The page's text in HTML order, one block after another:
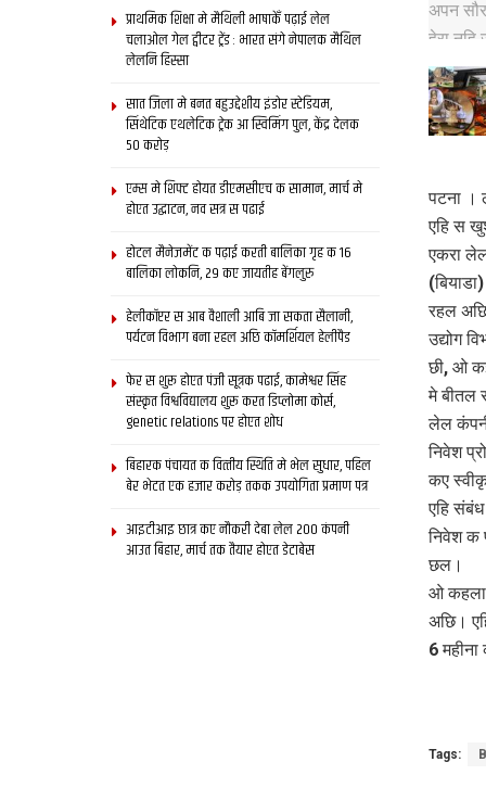
पटना ।
एहि स
एकरा
रहल
उद्योग
छी, ओ
मे बीतल
लेल
निवेश
कए
एहि
निवेश क
छल।
ओ
अछि।
6
Tags:
प्राथमिक शि‍क्षा मे मैथि‍ली भाषाकेँ पढ़ाई लेल
चलाओल गेल ट्वीटर ट्रेंड : भारत संगे नेपालक मैथिल
लेलनि हिस्सा
सात जिला मे बनत बहुउद्देशीय इंडोर स्‍टेडि‍यम,
सिंथेटिक एथलेटिक ट्रेक आ स्विमिंग पुल, केंद्र देलक
50 करोड़
एम्स मे शिफ्ट होयत डीएमसीएच क सामान, मार्च मे
होएत उद्घाटन, नव सत्र स पढाई
होटल मैनेजमेंट क पढ़ाई करती बालिका गृह क 16
बालिका लोकनि, 29 कए जायतीह बेंगलुरु
हेलीकॉप्टर स आब वैशाली आबि जा सकता सैलानी,
पर्यटन विभाग बना रहल अछि कॉमर्शियल हेलीपैड
फेर स शुरू होएत पंजी सूत्रक पढाई, कामेश्वर सिंह
संस्कृत विश्वविद्यालय शुरू करत डिप्लोमा कोर्स,
genetic relations पर होएत शोध
बिहारक पंचायत क वित्‍तीय स्थिति मे भेल सुधार, पहिल
बेर भेटत एक हजार करोड़ तकक उपयोगिता प्रमाण पत्र
आइटीआइ छात्र कए नौकरी देबा लेल 200 कंपनी
आउत बिहार, मार्च तक तैयार होएत डेटाबेस